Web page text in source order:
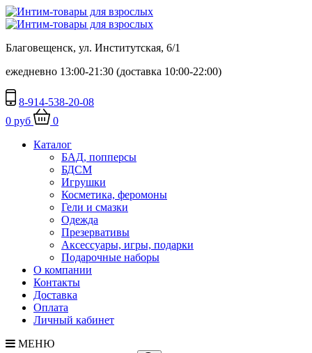
Благовещенск, ул. Институтская, 6/1
ежедневно 13:00-21:30 (доставка 10:00-22:00)
8-914-538-20-08
0 руб
0
Каталог
БАД, попперсы
БДСМ
Игрушки
Косметика, феромоны
Гели и смазки
Одежда
Презервативы
Аксессуары, игры, подарки
Подарочные наборы
О компании
Контакты
Доставка
Оплата
Личный кабинет
МЕНЮ